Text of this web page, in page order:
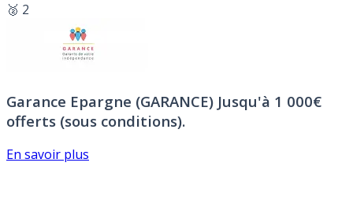
🥈 2
Garance Epargne (GARANCE) Jusqu'à 1 000€
offerts (sous conditions).
En savoir plus